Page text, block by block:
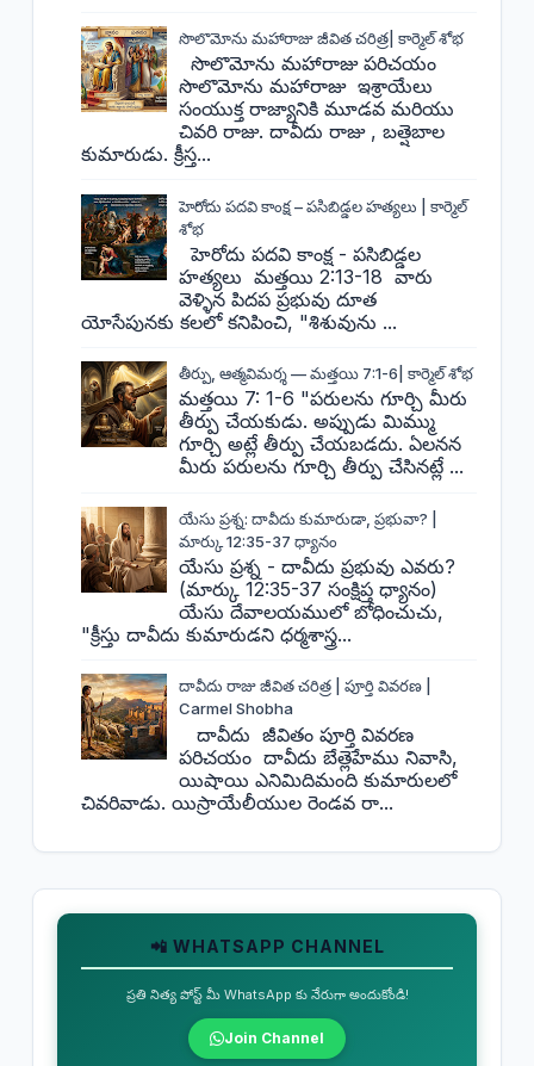
సొలొమోను మహారాజు జీవిత చరిత్ర| కార్మెల్ శోభ
సొలొమోను మహారాజు పరిచయం
సొలొమోను మహారాజు ఇశ్రాయేలు
సంయుక్త రాజ్యానికి మూడవ మరియు
చివరి రాజు. దావీదు రాజు , బత్షెబాల
కుమారుడు. క్రీస్త...
హెరోదు పదవి కాంక్ష – పసిబిడ్డల హత్యలు | కార్మెల్
శోభ
హెరోదు పదవి కాంక్ష - పసిబిడ్డల
హత్యలు మత్తయి 2:13-18 వారు
వెళ్ళిన పిదప ప్రభువు దూత
యోసేపునకు కలలో కనిపించి, "శిశువును ...
తీర్పు, ఆత్మవిమర్శ — మత్తయి 7:1-6| కార్మెల్ శోభ
మత్తయి 7: 1-6 "పరులను గూర్చి మీరు
తీర్పు చేయకుడు. అప్పుడు మిమ్ము
గూర్చి అట్లే తీర్పు చేయబడదు. ఏలనన
మీరు పరులను గూర్చి తీర్పు చేసినట్లే ...
యేసు ప్రశ్న: దావీదు కుమారుడా, ప్రభువా? |
మార్కు 12:35-37 ధ్యానం
యేసు ప్రశ్న - దావీదు ప్రభువు ఎవరు?
(మార్కు 12:35-37 సంక్షిప్త ధ్యానం)
యేసు దేవాలయములో బోధించుచు,
"క్రీస్తు దావీదు కుమారుడని ధర్మశాస్త్ర...
దావీదు రాజు జీవిత చరిత్ర | పూర్తి వివరణ |
Carmel Shobha
దావీదు జీవితం పూర్తి వివరణ
పరిచయం దావీదు బేత్లెహేము నివాసి,
యిషాయి ఎనిమిదిమంది కుమారులలో
చివరివాడు. యిస్రాయేలీయుల రెండవ రా...
📲 WHATSAPP CHANNEL
ప్రతి నిత్య పోస్ట్ మీ WhatsApp కు నేరుగా అందుకోండి!
Join Channel